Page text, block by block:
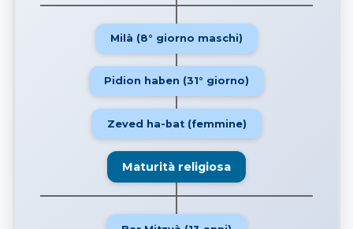
Milà (8° giorno maschi)
Pidion haben (31° giorno)
Zeved ha-bat (femmine)
Maturità religiosa